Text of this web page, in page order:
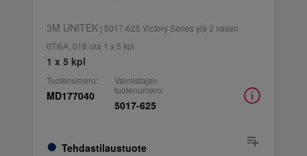
3M UNITEK| 5017-625 Victory Series ylä 3 vasen
0T/6A, 018 ura 1 x 5 kpl
1 x 5 kpl
Tuotenumero:
MD177040
Tehdastilaustuote
Valmistajan
tuotenumero:
5017-625